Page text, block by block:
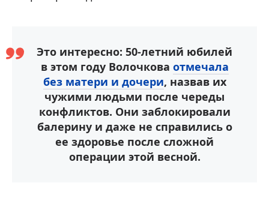
Это интересно: 50-летний юбилей
в этом году Волочкова отмечала
без матери и дочери, назвав их
чужими людьми после череды
конфликтов. Они заблокировали
балерину и даже не справились о
ее здоровье после сложной
операции этой весной.